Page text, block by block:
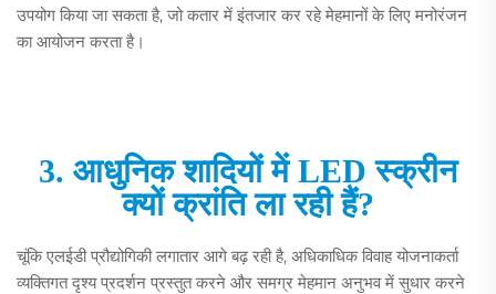
उपयोग किया जा सकता है, जो कतार में इंतजार कर रहे मेहमानों के लिए मनोरंजन
का आयोजन करता है।
3. आधुनिक शादियों में LED स्क्रीन
क्यों क्रांति ला रही हैं?
चूंकि एलईडी प्रौद्योगिकी लगातार आगे बढ़ रही है, अधिकाधिक विवाह योजनाकर्ता
व्यक्तिगत दृश्य प्रदर्शन प्रस्तुत करने और समग्र मेहमान अनुभव में सुधार करने